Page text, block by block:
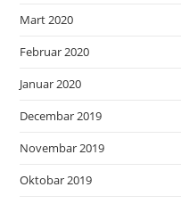
Mart 2020
Februar 2020
Januar 2020
Decembar 2019
Novembar 2019
Oktobar 2019